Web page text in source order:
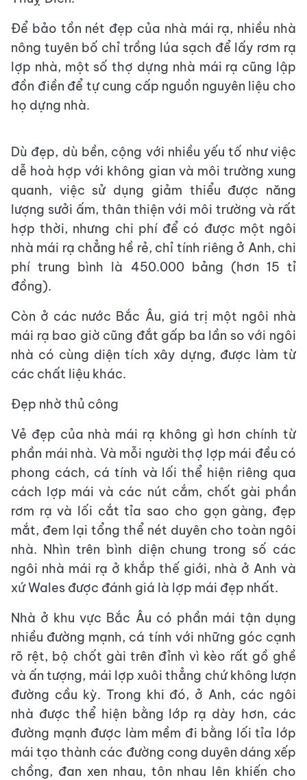
Để bảo tồn nét đẹp của nhà mái rạ, nhiều nhà
nông tuyên bố chỉ trồng lúa sạch để lấy rơm rạ
lợp nhà, một số thợ dựng nhà mái rạ cũng lập
đồn điền để tự cung cấp nguồn nguyên liệu cho
họ dựng nhà.
Dù đẹp, dù bền, cộng với nhiều yếu tố như việc
dễ hoà hợp với không gian và môi trường xung
quanh, việc sử dụng giảm thiểu được năng
lượng sưởi ấm, thân thiện với môi trường và rất
hợp thời, nhưng chi phí để có được một ngôi
nhà mái rạ chẳng hề rẻ, chỉ tính riêng ở Anh, chi
phí trung bình là 450.000 bảng (hơn 15 tỉ
đồng).
Còn ở các nước Bắc Âu, giá trị một ngôi nhà
mái rạ bao giờ cũng đắt gấp ba lần so với ngôi
nhà có cùng diện tích xây dựng, được làm từ
các chất liệu khác.
Đẹp nhờ thủ công
Vẻ đẹp của nhà mái rạ không gì hơn chính từ
phần mái nhà. Và mỗi người thợ lợp mái đều có
phong cách, cá tính và lối thể hiện riêng qua
cách lợp mái và các nút cắm, chốt gài phần
rơm rạ và lối cắt tỉa sao cho gọn gàng, đẹp
mắt, đem lại tổng thể nét duyên cho toàn ngôi
nhà. Nhìn trên bình diện chung trong số các
ngôi nhà mái rạ ở khắp thế giới, nhà ở Anh và
xứ Wales được đánh giá là lợp mái đẹp nhất.
Nhà ở khu vực Bắc Âu có phần mái tận dụng
nhiều đường mạnh, cá tính với những góc cạnh
rõ rệt, bộ chốt gài trên đỉnh vì kèo rất gồ ghề
và ấn tượng, mái lợp xuôi thẳng chứ không lượn
đường cầu kỳ. Trong khi đó, ở Anh, các ngôi
nhà được thể hiện bằng lớp rạ dày hơn, các
đường mạnh được làm mềm đi bằng lối tỉa lớp
mái tạo thành các đường cong duyên dáng xếp
chồng, đan xen nhau, tôn nhau lên khiến cho